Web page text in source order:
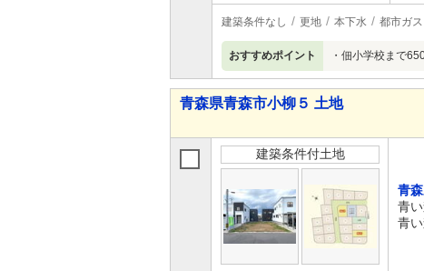
建築条件なし 更地 本下水 都市ガス
おすすめポイント ・佃小学校まで
青森県青森市小柳５ 土地
建築条件付土地
青
青
青